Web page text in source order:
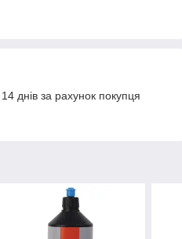
днів за рахунок покупця